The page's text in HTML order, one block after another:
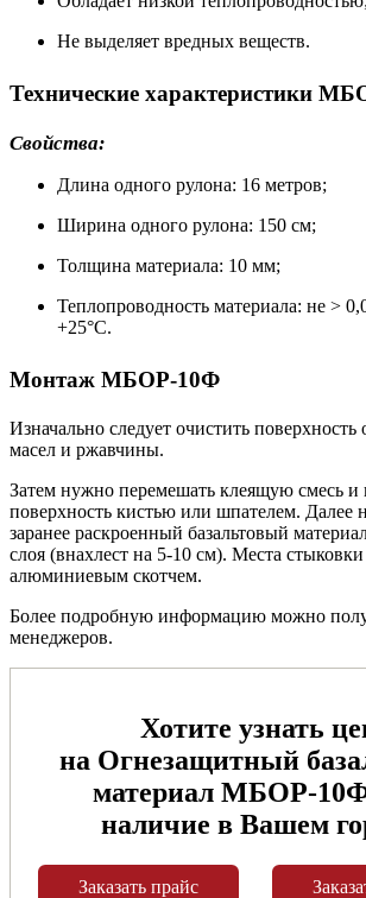
Не выделяет вредных веществ.
Технические характеристики
Свойства:
Длина одного рулона: 16 метров;
Ширина одного рулона: 150 см;
Толщина материала: 10 мм;
Теплопроводность материала: не >
+25°С.
Монтаж МБОР-10Ф
Изначально следует очистить поверхность
масел и ржавчины.
Затем нужно перемешать клеящую смесь и
поверхность кистью или шпателем. Далее
заранее раскроенный базальтовый
слоя (внахлест на 5-10 см). Места
алюминиевым скотчем.
Более подробную информацию можно
менеджеров.
Хотите узнать
на Огнезащитный
материал МБОР-10Ф
наличие в Вашем
Заказать прайс